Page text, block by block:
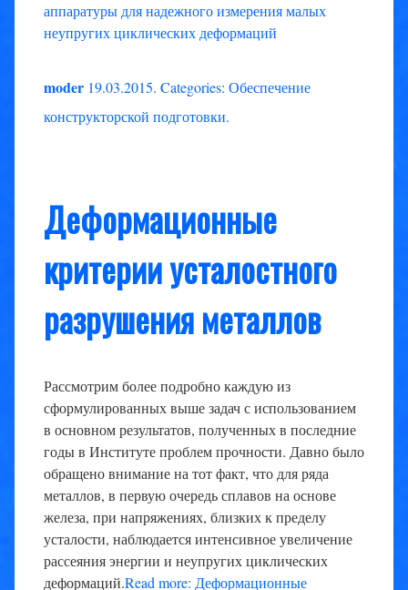
аппаратуры для надежного измерения малых
неупругих циклических деформаций
moder 19.03.2015. Categories: Обеспечение
конструкторской подготовки.
Деформационные
критерии усталостного
разрушения металлов
Рассмотрим более подробно каждую из
сформулированных выше задач с использованием
в основном результатов, полученных в последние
годы в Институте проблем прочности. Давно было
обращено внимание на тот факт, что для ряда
металлов, в первую очередь сплавов на основе
железа, при напряжениях, близких к пределу
усталости, наблюдается интенсивное увеличение
рассеяния энергии и неупругих циклических
деформаций.Read more: Деформационные